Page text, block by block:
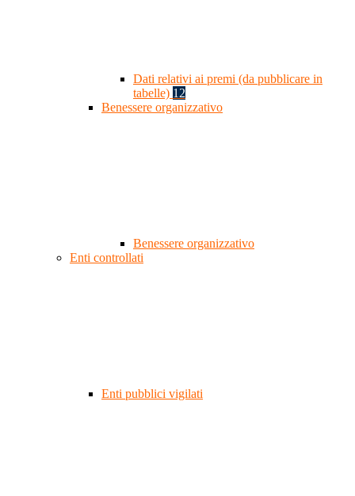
Dati relativi ai premi (da pubblicare in
tabelle) 12
Benessere organizzativo
Benessere organizzativo
Enti controllati
Enti pubblici vigilati